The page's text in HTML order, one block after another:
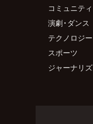
コミュニティ
演劇・ダンス
テクノロジー
スポーツ
ジャーナリ